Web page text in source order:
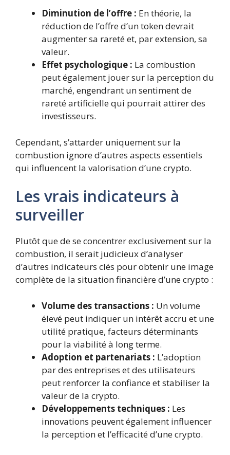
Diminution de l’offre : En théorie, la
réduction de l’offre d’un token devrait
augmenter sa rareté et, par extension, sa
valeur.
Effet psychologique : La combustion
peut également jouer sur la perception du
marché, engendrant un sentiment de
rareté artificielle qui pourrait attirer des
investisseurs.
Cependant, s’attarder uniquement sur la
combustion ignore d’autres aspects essentiels
qui influencent la valorisation d’une crypto.
Les vrais indicateurs à
surveiller
Plutôt que de se concentrer exclusivement sur la
combustion, il serait judicieux d’analyser
d’autres indicateurs clés pour obtenir une image
complète de la situation financière d’une crypto :
Volume des transactions : Un volume
élevé peut indiquer un intérêt accru et une
utilité pratique, facteurs déterminants
pour la viabilité à long terme.
Adoption et partenariats : L’adoption
par des entreprises et des utilisateurs
peut renforcer la confiance et stabiliser la
valeur de la crypto.
Développements techniques : Les
innovations peuvent également influencer
la perception et l’efficacité d’une crypto.